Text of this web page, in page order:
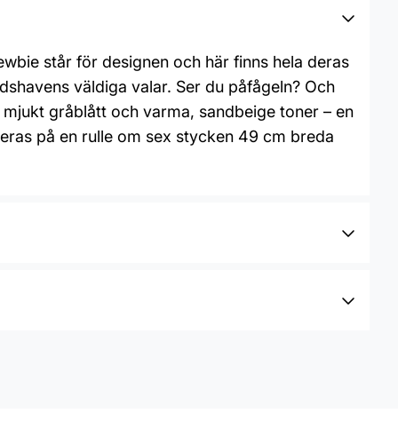
står för designen och här finns hela deras
väldiga valar. Ser du påfågeln? Och
gråblått och varma, sandbeige toner – en
på en rulle om sex stycken 49 cm breda